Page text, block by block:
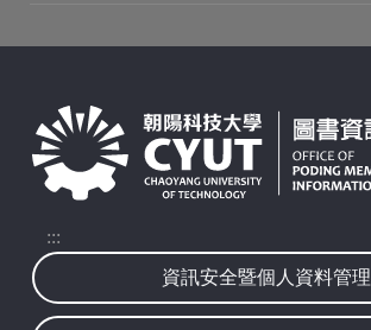
:::
資訊安全暨個人資料管理